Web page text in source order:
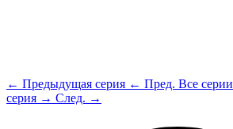
← Предыдущая серия ← Пред. Все серии
серия → След. →